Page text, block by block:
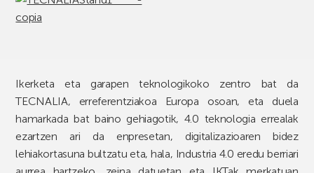
Ikerketa eta garapen teknologikoko zentro bat da
TECNALIA, erreferentziakoa Europa osoan, eta duela
hamarkada bat baino gehiagotik, 4.0 teknologia errealak
ezartzen ari da enpresetan, digitalizazioaren bidez
lehiakortasuna bultzatu eta, hala, Industria 4.0 eredu berriari